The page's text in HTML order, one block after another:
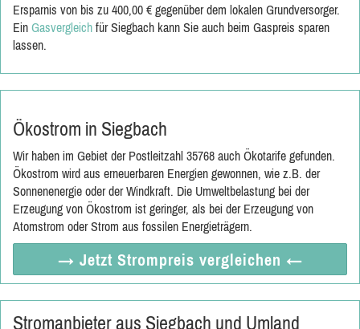
Ersparnis von bis zu 400,00 € gegenüber dem lokalen Grundversorger.
Ein Gasvergleich für Siegbach kann Sie auch beim Gaspreis sparen
lassen.
Ökostrom in Siegbach
Wir haben im Gebiet der Postleitzahl 35768 auch Ökotarife gefunden.
Ökostrom wird aus erneuerbaren Energien gewonnen, wie z.B. der
Sonnenenergie oder der Windkraft. Die Umweltbelastung bei der
Erzeugung von Ökostrom ist geringer, als bei der Erzeugung von
Atomstrom oder Strom aus fossilen Energieträgern.
→ Jetzt Strompreis vergleichen ←
Stromanbieter aus Siegbach und Umland